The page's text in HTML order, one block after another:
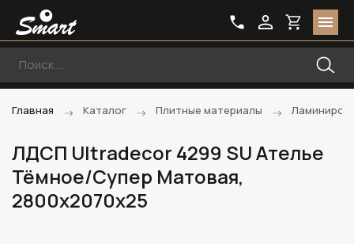
Главная Каталог Плитные материалы
ЛДСП Ultradecor 4299 SU Ателье
Тёмное/Супер Матовая,
2800х2070х25